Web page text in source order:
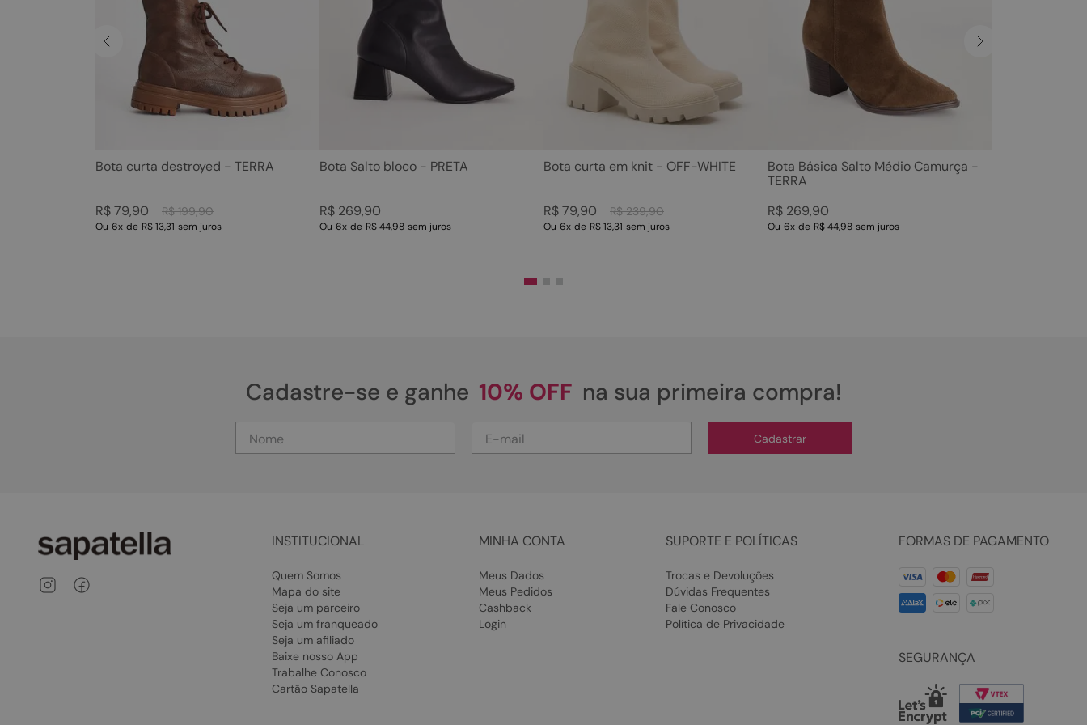
Bota curta destroyed - TERRA
R$ 199,90
R$79,90
Ou 6x de R$ 13,31 sem juros
Bota Salto bloco - PRETA
R$ 269,90
Ou 6x de R$ 44,98 sem juros
Bota curta em knit - OFF-WHITE
R$ 239,90
R$79,90
Ou 6x de R$ 13,31 sem juros
Bota Básica Salto Médio Camurça -
TERRA
R$ 269,90
Ou 6x de R$ 44,98 sem juros
Cadastre-se e ganhe 10% OFF na sua primeira compra!
Cadastrar
INSTITUCIONAL
Quem Somos
Mapa do site
Seja um parceiro
Seja um franqueado
Seja um afiliado
Baixe nosso App
Trabalhe Conosco
Cartão Sapatella
MINHA CONTA
Meus Dados
Meus Pedidos
Cashback
Login
SUPORTE E POLÍTICAS
Trocas e Devoluções
Dúvidas Frequentes
Fale Conosco
Política de Privacidade
FORMAS DE PAGAMENTO
SEGURANÇA
sandalia
tamanco
bolsa
sapatilha